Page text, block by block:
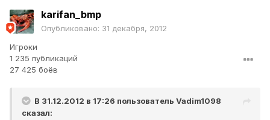
karifan_bmp
Опубликовано: 31 декабря, 2012
Игроки
1 235 публикаций
27 425 боёв
В 31.12.2012 в 17:26 пользователь Vadim1098
сказал: